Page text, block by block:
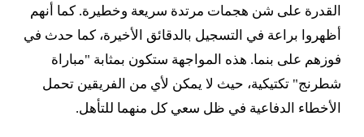
القدرة على شن هجمات مرتدة سريعة وخطيرة. كما أنهم
أظهروا براعة في التسجيل بالدقائق الأخيرة، كما حدث في
فوزهم على بنما. هذه المواجهة ستكون بمثابة "مباراة
شطرنج" تكتيكية، حيث لا يمكن لأي من الفريقين تحمل
الأخطاء الدفاعية في ظل سعي كل منهما للتأهل.